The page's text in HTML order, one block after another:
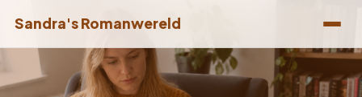
Sandra's Romanwereld